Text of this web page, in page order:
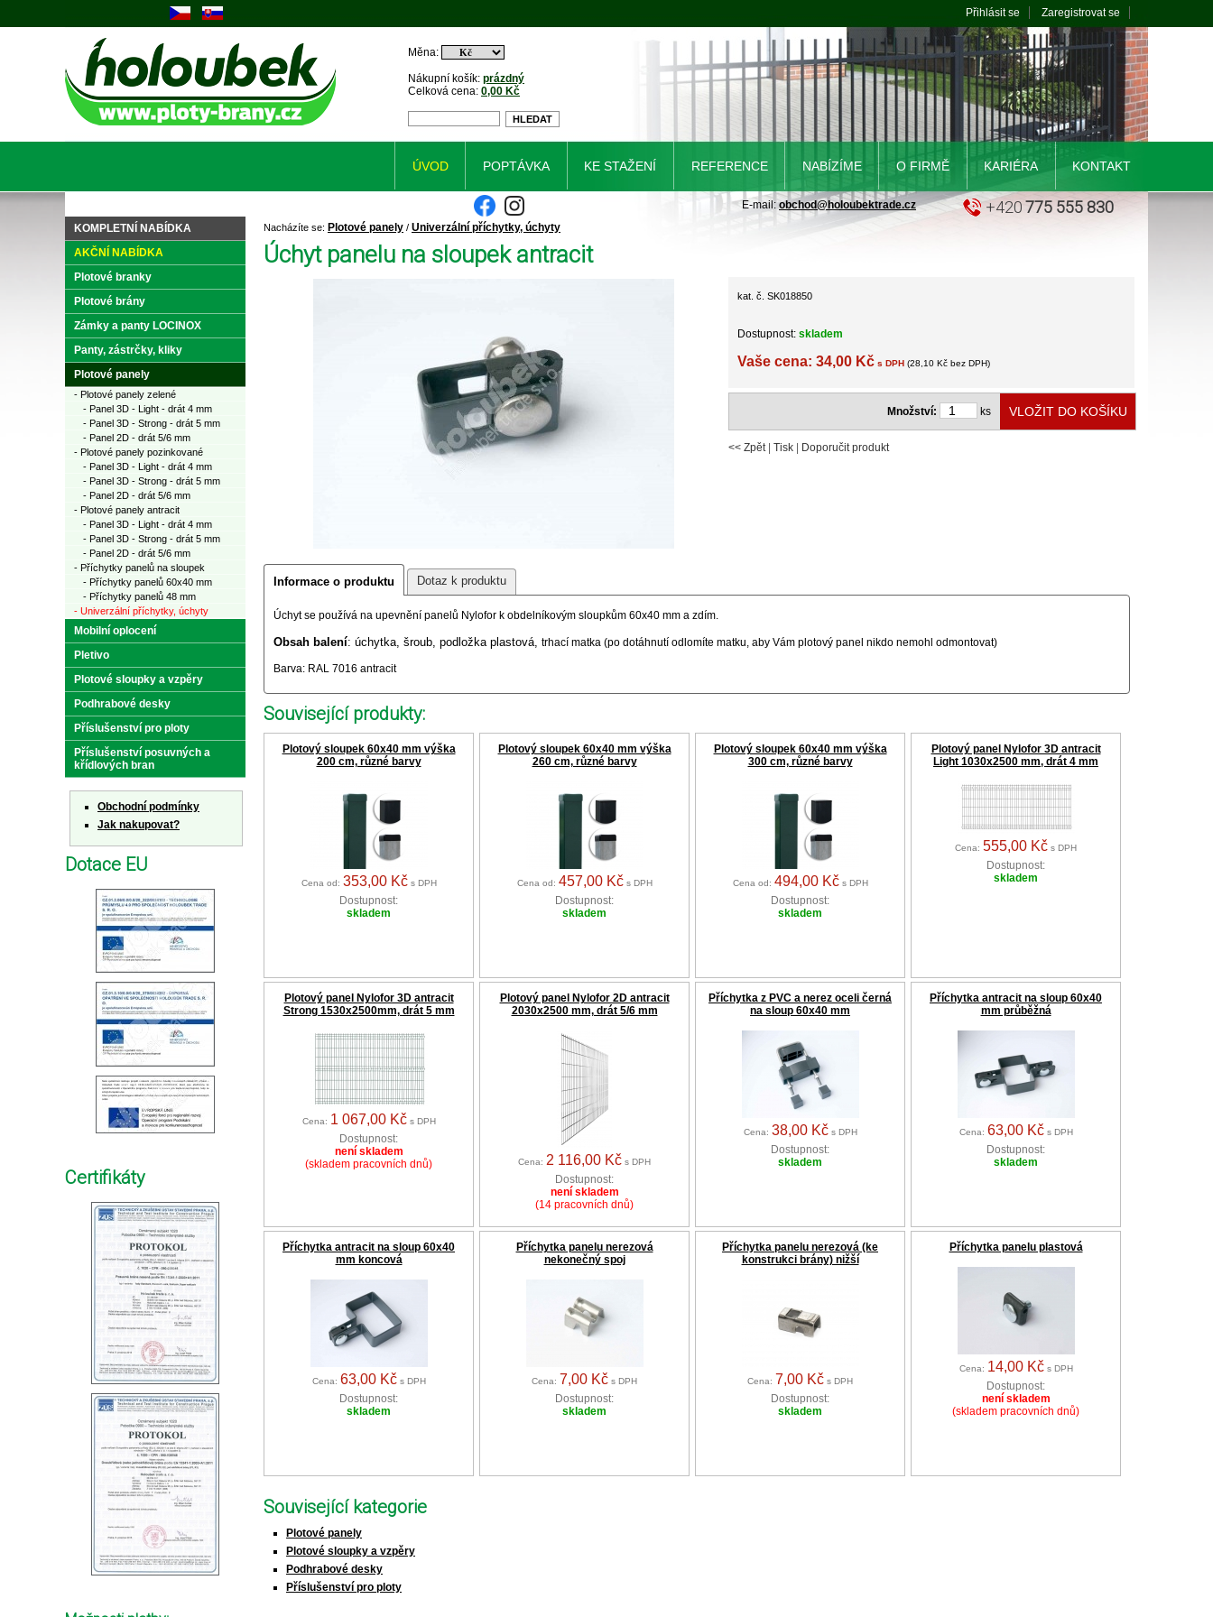
Nacházíte se: Plotové panely / Univerzální příchytky, úchyty
Úchyt panelu na sloupek antracit
kat. č. SK018850
Dostupnost: skladem
Vaše cena: 34,00 Kč s DPH (28,10 Kč bez DPH)
Množství: ks
<< Zpět| Tisk Doporučit produkt
Informace o produktu Dotaz k produktu
Úchyt se používá na upevnění panelů Nylofor k obdelníkovým sloupkům 60x40 mm a zdím.
Obsah balení: úchytka, šroub, podložka plastová, trhací matka (po dotáhnutí odlomíte matku, aby Vám plotový panel nikdo nemohl odmontovat)
Barva: RAL 7016 antracit
Související produkty:
Plotový sloupek 60x40 mm výška
200 cm, různé barvy
Cena od: 353,00 Kčs DPH
Dostupnost:
skladem
Plotový sloupek 60x40 mm výška
260 cm, různé barvy
Cena od: 457,00 Kčs DPH
Dostupnost:
skladem
Plotový sloupek 60x40 mm výška
300 cm, různé barvy
Cena od: 494,00 Kčs DPH
Dostupnost:
skladem
Plotový panel Nylofor 3D antracit
Light 1030x2500 mm, drát 4 mm
Cena: 555,00 Kč s DPH
Dostupnost:
skladem
Plotový panel Nylofor 3D antracit
Strong 1530x2500mm, drát 5 mm
Cena: 1 067,00 Kčs DPH
Dostupnost:
není skladem
(skladem pracovních dnů)
Plotový panel Nylofor 2D antracit
2030x2500 mm, drát 5/6 mm
Cena: 2 116,00 Kč s DPH
Dostupnost:
není skladem
(14 pracovních dnů)
Příchytka z PVC a nerez oceli černá
na sloup 60x40 mm
Cena: 38,00 Kčs DPH
Dostupnost:
skladem
Příchytka antracit na sloup 60x40
mm průběžná
Cena: 63,00 Kčs DPH
Dostupnost:
skladem
Příchytka antracit na sloup 60x40
mm koncová
Cena: 63,00 Kčs DPH
Dostupnost:
skladem
Příchytka panelu nerezová
nekonečný spoj
Cena: 7,00 Kč s DPH
Dostupnost:
skladem
Příchytka panelu nerezová (ke
konstrukci brány) nižší
Cena: 7,00 Kč s DPH
Dostupnost:
skladem
Příchytka panelu plastová
Cena: 14,00 Kčs DPH
Dostupnost:
není skladem
(skladem pracovních dnů)
Související kategorie
Plotové panely
Plotové sloupky a vzpěry
Podhrabové desky
Příslušenství pro ploty
KOMPLETNÍ NABÍDKA
AKČNÍ NABÍDKA
Plotové branky
Plotové brány
Zámky a panty LOCINOX
Panty, zástrčky, kliky
Plotové panely
- Plotové panely zelené
- Panel 3D - Light - drát 4 mm
- Panel 3D - Strong - drát 5 mm
- Panel 2D - drát 5/6 mm
- Plotové panely pozinkované
- Panel 3D - Light - drát 4 mm
- Panel 3D - Strong - drát 5 mm
- Panel 2D - drát 5/6 mm
- Plotové panely antracit
- Panel 3D - Light - drát 4 mm
- Panel 3D - Strong - drát 5 mm
- Panel 2D - drát 5/6 mm
- Příchytky panelů na sloupek
- Příchytky panelů 60x40 mm
- Příchytky panelů 48 mm
- Univerzální příchytky, úchyty
Mobilní oplocení
Pletivo
Plotové sloupky a vzpěry
Podhrabové desky
Příslušenství pro ploty
Příslušenství posuvných a
křídlových bran
Obchodní podmínky
Jak nakupovat?
Dotace EU
Certifikáty
Nákupní košík: prázdný
Celková cena: 0,00 Kč
Měna:
Přihlásit se Zaregistrovat se
ÚVOD POPTÁVKA KE STAŽENÍ REFERENCE NABÍZÍME O FIRMĚ KARIÉRA KONTAKT
+420775 555 830
E-mail:obchod@holoubektrade.cz